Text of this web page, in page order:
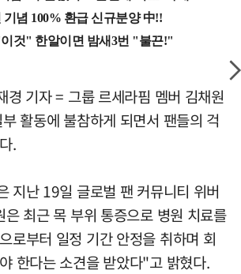
경 기자 = 그룹 르세라핌 멤버 김채원
활동에 불참하게 되면서 팬들의 걱
.
지난 19일 글로벌 팬 커뮤니티 위버
최근 목 부위 통증으로 병원 치료를
로부터 일정 기간 안정을 취하며 회
한다는 소견을 받았다"고 밝혔다.